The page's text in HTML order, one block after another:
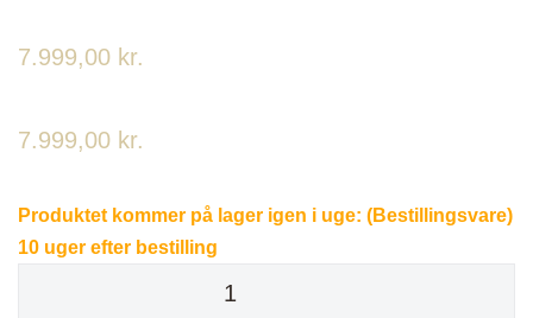
7.999,00 kr.
7.999,00 kr.
Produktet kommer på lager igen i uge: (Bestillingsvare)
10 uger efter bestilling